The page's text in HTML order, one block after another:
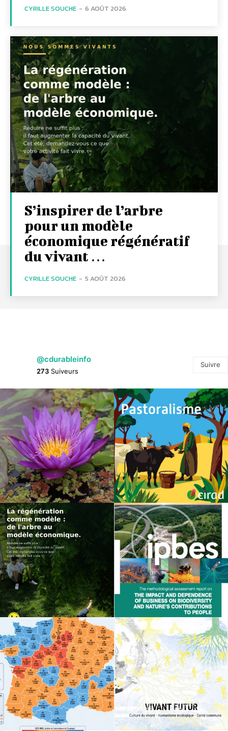
CYRILLE SOUCHE - 6 AOÛT 2026
S’inspirer de l’arbre
pour un modèle
économique régénératif
du vivant …
CYRILLE SOUCHE - 5 AOÛT 2026
@cdurableinfo
273 Suiveurs
Suivre